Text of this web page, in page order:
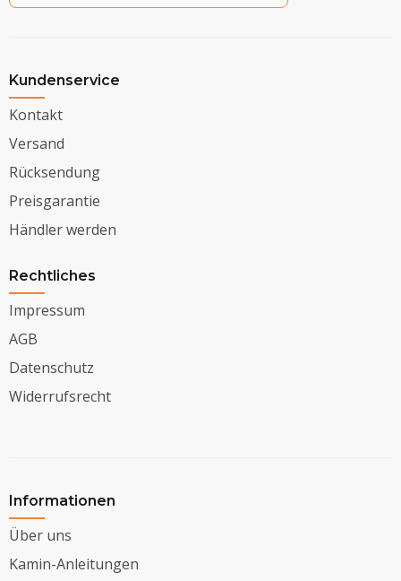
Kundenservice
Kontakt
Versand
Rücksendung
Preisgarantie
Händler werden
Rechtliches
Impressum
AGB
Datenschutz
Widerrufsrecht
Informationen
Über uns
Kamin-Anleitungen